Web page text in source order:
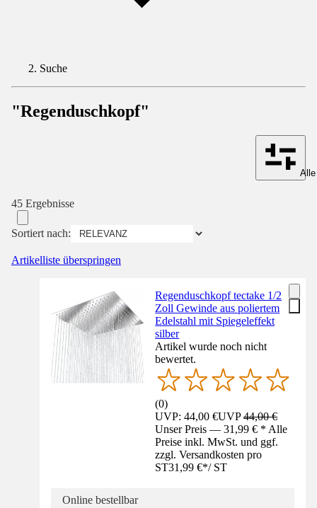
Suche
"Regenduschkopf"
45 Ergebnisse
Sortiert nach:
Artikelliste überspringen
Regenduschkopf tectake 1/2
Zoll Gewinde aus poliertem
Edelstahl mit Spiegeleffekt
silber
Artikel wurde noch nicht
bewertet.
(0)
UVP: 44,00 €UVP44,00 €
Unser Preis — 31,99 € * Alle
Preise inkl. MwSt. und ggf.
zzgl. Versandkosten pro
ST31,99 €*/ ST
Online bestellbar